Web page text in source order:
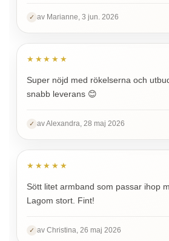
✓ av Marianne, 3 jun. 2026
★★★★★
Super nöjd med rökelserna och
snabb leverans 😊
✓ av Alexandra, 28 maj 2026
★★★★★
Sött litet armband som passar ihop
Lagom stort. Fint!
✓ av Christina, 26 maj 2026